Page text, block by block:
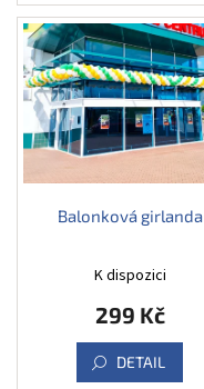
Balonková girlanda
K dispozici
299 Kč
DETAIL